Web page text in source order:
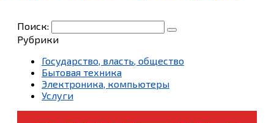
Поиск:
Рубрики
Государство, власть, общество
Бытовая техника
Электроника, компьютеры
Услуги